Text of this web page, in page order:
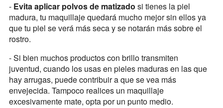
- Evita aplicar polvos de matizado si tienes la piel
madura, tu maquillaje quedará mucho mejor sin ellos ya
que tu piel se verá más seca y se notarán más sobre el
rostro.
- Si bien muchos productos con brillo transmiten
juventud, cuando los usas en pieles maduras en las que
hay arrugas, puede contribuir a que se vea más
envejecida. Tampoco realices un maquillaje
excesivamente mate, opta por un punto medio.